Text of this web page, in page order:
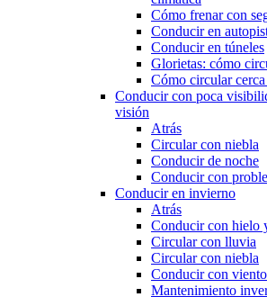
Cómo frenar con
Conducir en
Conducir en túneles
Glorietas: cómo
Cómo circular
Conducir con poca
visión
Atrás
Circular con niebla
Conducir de noche
Conducir con
Conducir en invierno
Atrás
Conducir con hielo
Circular con lluvia
Circular con niebla
Conducir con viento
Mantenimiento